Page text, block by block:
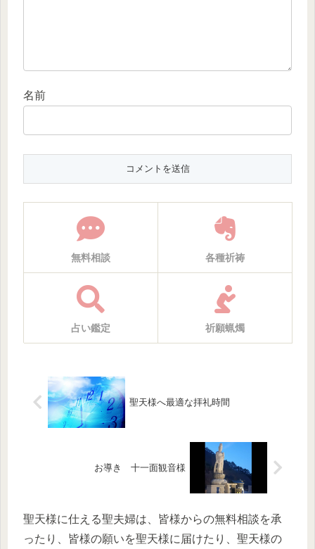
名前
無料相談 各種祈祷
占い鑑定 祈願蝋燭
聖天様へ最適な拝礼時間
お導き 十一面観音様
聖天様に仕える聖夫婦は、皆様からの無料相談を承
ったり、皆様の願いを聖天様に届けたり、聖天様の